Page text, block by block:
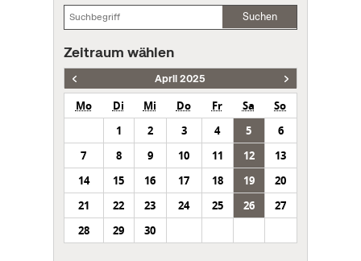
Suchen
Zeitraum wählen
April 2025
Mo Di Mi Do Fr Sa
So
1
2 3 4 5
6
7
8 9 10 11 12
13
14
15 16 17 18 19
20
21
22 23 24 25 26
27
28
29 30